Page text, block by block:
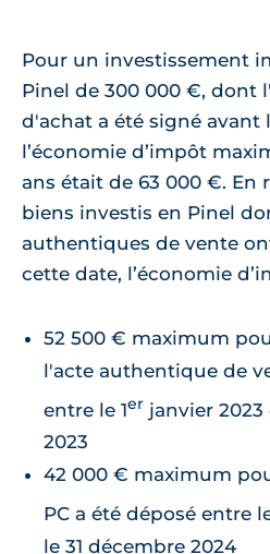
Pour un investissement
Pinel de 300 000 €, dont
d'achat a été signé avant
l’économie d’impôt
ans était de 63 000 €. En
biens investis en Pinel
authentiques de vente
cette date, l’économie
52 500 € maximum
l'acte authentique de
entre le 1er janvier 2023
2023
42 000 € maximum
PC a été déposé entre
le 31 décembre 2024